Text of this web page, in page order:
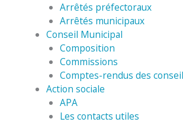
Arrêtés préfectoraux
Arrêtés municipaux
Conseil Municipal
Composition
Commissions
Comptes-rendus des
Action sociale
APA
Les contacts utiles